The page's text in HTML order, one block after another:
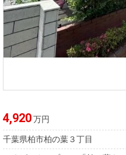
購入向け
サービス
住
ン
レ
ン
税金の本
（電子ブ
ック）
住まいと
暮らしの
税金の本
売
ド
4,920万円
千葉県柏市柏の葉３丁目